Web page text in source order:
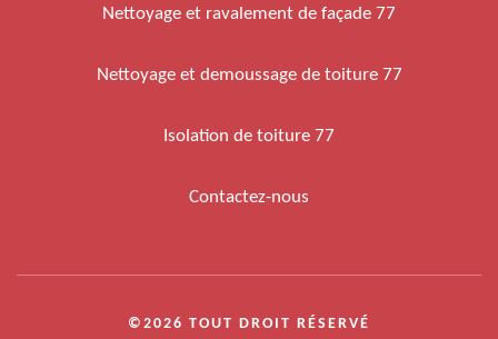
Nettoyage et ravalement de façade 77
Nettoyage et demoussage de toiture 77
Isolation de toiture 77
Contactez-nous
©2026 TOUT DROIT RÉSERVÉ